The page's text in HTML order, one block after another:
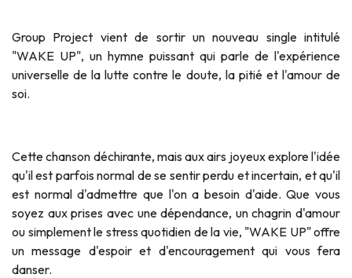
Group Project vient de sortir un nouveau single intitulé
"WAKE UP", un hymne puissant qui parle de l'expérience
universelle de la lutte contre le doute, la pitié et l'amour de
soi.
Cette chanson déchirante, mais aux airs joyeux explore l'idée
qu'il est parfois normal de se sentir perdu et incertain, et qu'il
est normal d'admettre que l'on a besoin d'aide. Que vous
soyez aux prises avec une dépendance, un chagrin d'amour
ou simplement le stress quotidien de la vie, "WAKE UP" offre
un message d'espoir et d'encouragement qui vous fera
danser.